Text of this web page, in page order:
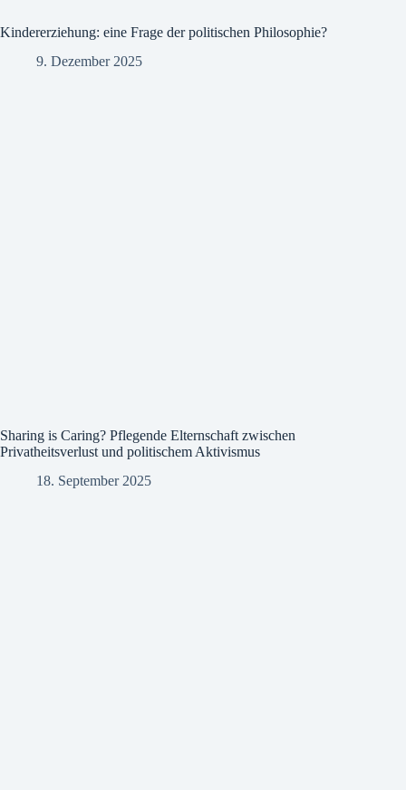
Kindererziehung: eine Frage der politischen Philosophie?
9. Dezember 2025
Sharing is Caring? Pflegende Elternschaft zwischen
Privatheitsverlust und politischem Aktivismus
18. September 2025